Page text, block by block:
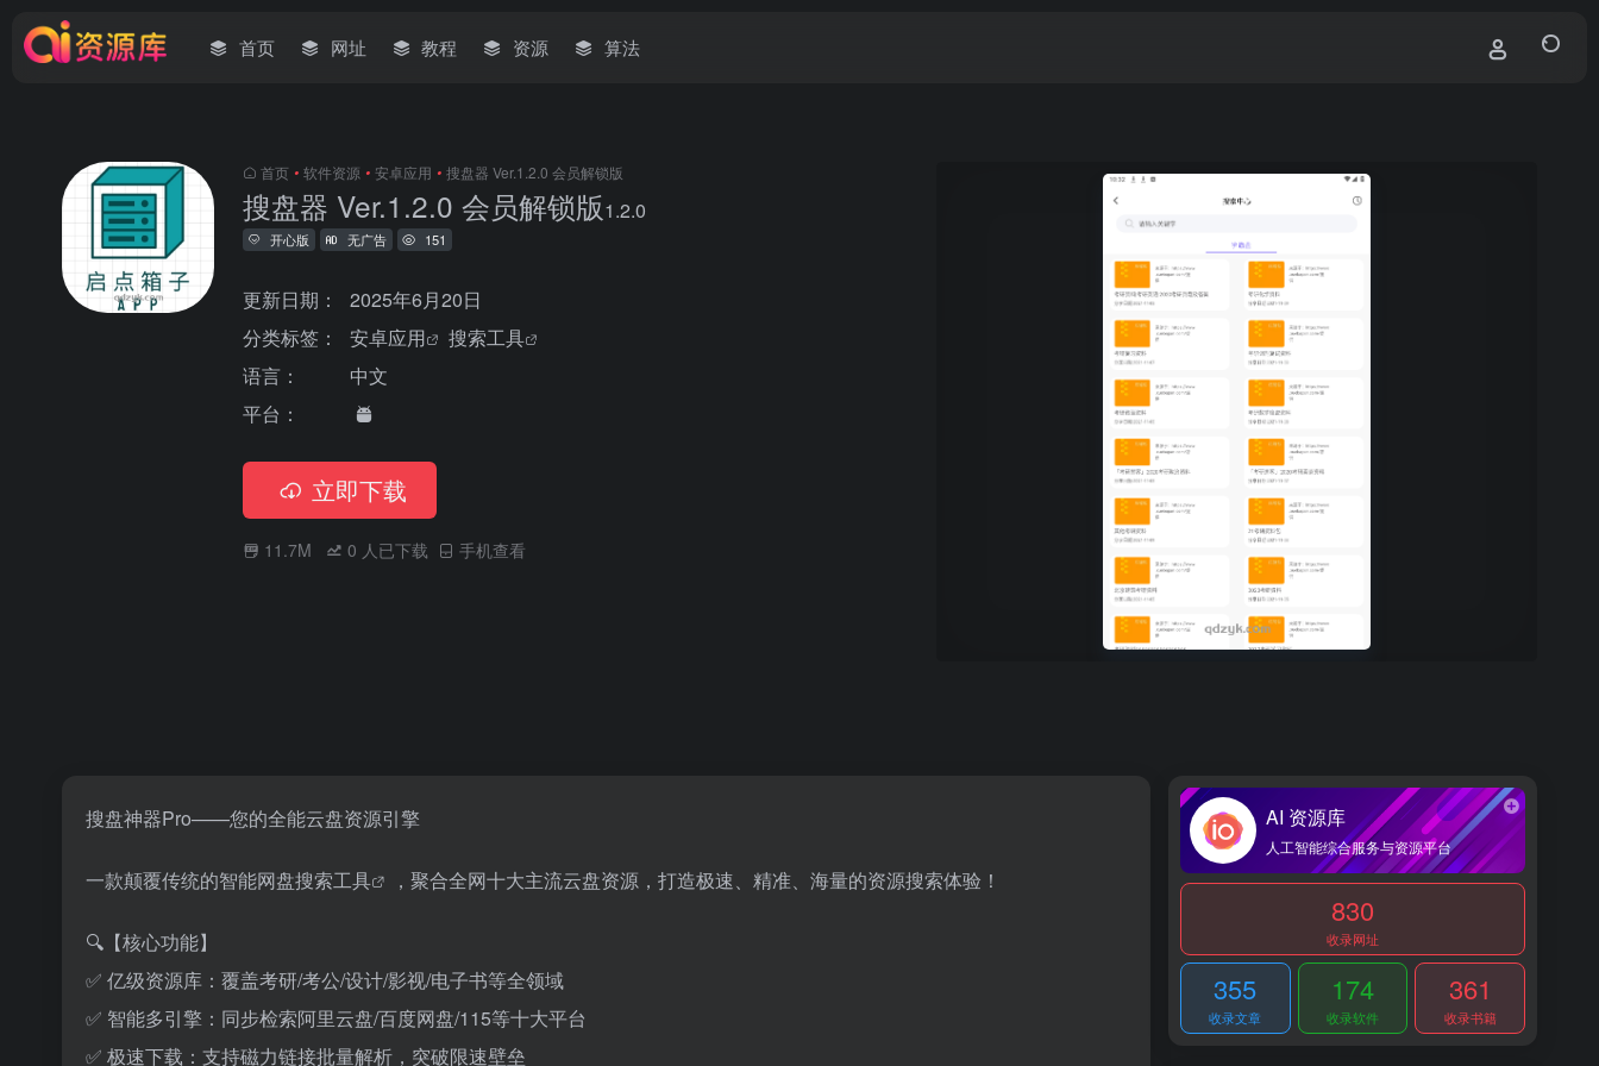
首页 网址 教程 资源 算法
首页 • 软件资源 • 安卓应用 • 搜盘器 Ver.1.2.0 会员解锁版
搜盘器 Ver.1.2.0 会员解锁版1.2.0
开心版 无广告 151
更新日期：
2025年6月20日
分类标签：
安卓应用
搜索工具
语言：
中文
平台：
立即下载
11.7M 0 人已下载 手机查看
搜盘神器Pro——您的全能云盘资源引擎
一款颠覆传统的智能网盘搜索工具 ，聚合全网十大主流云盘资源，打造极速、精准、海量的资源搜索体验！
🔍【核心功能】
✅ 亿级资源库：覆盖考研/考公/设计/影视/电子书等全领域
✅ 智能多引擎：同步检索阿里云盘/百度网盘/115等十大平台
✅ 极速下载：支持磁力链接批量解析，突破限速壁垒
AI 资源库
人工智能综合服务与资源平台
830
收录网址
355
收录文章
174
收录软件
361
收录书籍